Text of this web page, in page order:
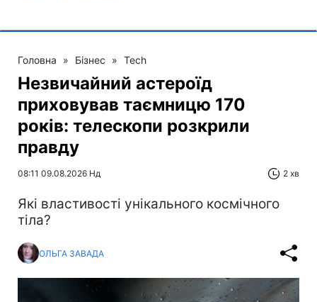
Головна » Бізнес » Tech
Незвичайний астероїд
приховував таємницю 170
років: телескопи розкрили
правду
08:11 09.08.2026 Нд 2 хв
Які властивості унікального космічного
тіла?
ОЛЬГА ЗАВАДА